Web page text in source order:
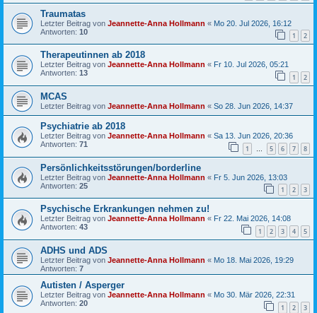
Traumatas
Letzter Beitrag von Jeannette-Anna Hollmann « Mo 20. Jul 2026, 16:12
Antworten: 10 1 2
Therapeutinnen ab 2018
Letzter Beitrag von Jeannette-Anna Hollmann « Fr 10. Jul 2026, 05:21
Antworten: 13 1 2
MCAS
Letzter Beitrag von Jeannette-Anna Hollmann « So 28. Jun 2026, 14:37
Psychiatrie ab 2018
Letzter Beitrag von Jeannette-Anna Hollmann « Sa 13. Jun 2026, 20:36
Antworten: 71 1 … 5 6 7 8
Persönlichkeitsstörungen/borderline
Letzter Beitrag von Jeannette-Anna Hollmann « Fr 5. Jun 2026, 13:03
Antworten: 25 1 2 3
Psychische Erkrankungen nehmen zu!
Letzter Beitrag von Jeannette-Anna Hollmann « Fr 22. Mai 2026, 14:08
Antworten: 43 1 2 3 4 5
ADHS und ADS
Letzter Beitrag von Jeannette-Anna Hollmann « Mo 18. Mai 2026, 19:29
Antworten: 7
Autisten / Asperger
Letzter Beitrag von Jeannette-Anna Hollmann « Mo 30. Mär 2026, 22:31
Antworten: 20 1 2 3